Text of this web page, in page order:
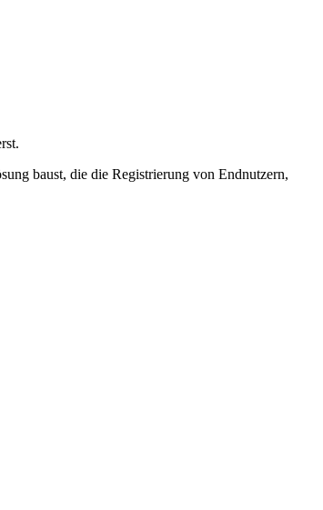
baust, die die Registrierung von Endnutzern,